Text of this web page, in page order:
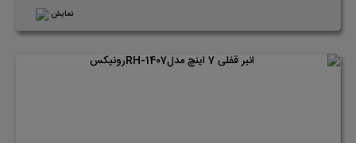
نمایش